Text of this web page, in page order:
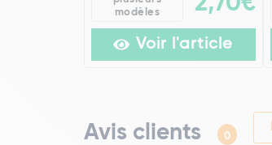
modèles
Voir l'article
Avis clients 0